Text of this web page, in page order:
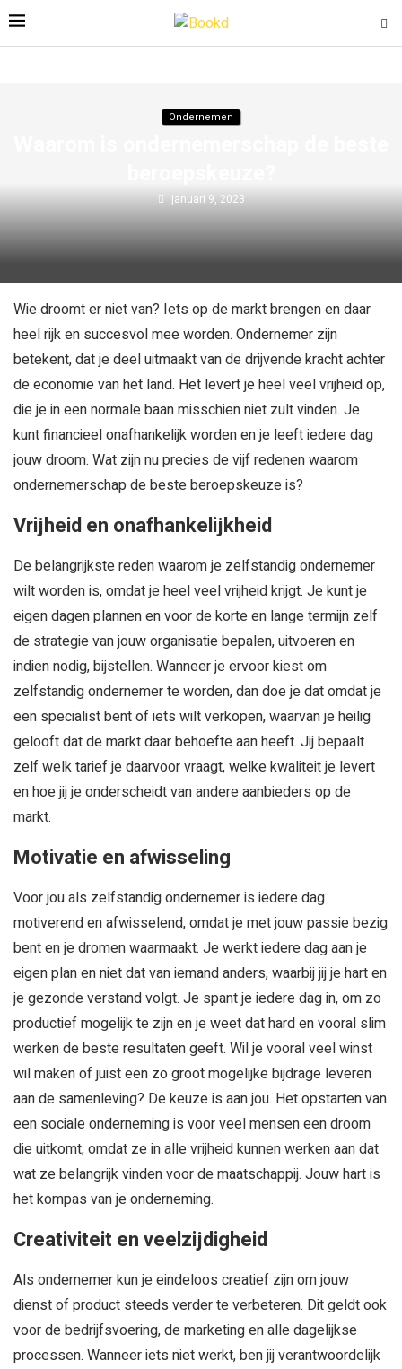
Ondernemen
januari 9, 2023
Wie droomt er niet van? Iets op de markt brengen en daar
heel rijk en succesvol mee worden. Ondernemer zijn
betekent, dat je deel uitmaakt van de drijvende kracht achter
de economie van het land. Het levert je heel veel vrijheid op,
die je in een normale baan misschien niet zult vinden. Je
kunt financieel onafhankelijk worden en je leeft iedere dag
jouw droom. Wat zijn nu precies de vijf redenen waarom
ondernemerschap de beste beroepskeuze is?
Vrijheid en onafhankelijkheid
De belangrijkste reden waarom je zelfstandig ondernemer
wilt worden is, omdat je heel veel vrijheid krijgt. Je kunt je
eigen dagen plannen en voor de korte en lange termijn zelf
de strategie van jouw organisatie bepalen, uitvoeren en
indien nodig, bijstellen. Wanneer je ervoor kiest om
zelfstandig ondernemer te worden, dan doe je dat omdat je
een specialist bent of iets wilt verkopen, waarvan je heilig
gelooft dat de markt daar behoefte aan heeft. Jij bepaalt
zelf welk tarief je daarvoor vraagt, welke kwaliteit je levert
en hoe jij je onderscheidt van andere aanbieders op de
markt.
Motivatie en afwisseling
Voor jou als zelfstandig ondernemer is iedere dag
motiverend en afwisselend, omdat je met jouw passie bezig
bent en je dromen waarmaakt. Je werkt iedere dag aan je
eigen plan en niet dat van iemand anders, waarbij jij je hart en
je gezonde verstand volgt. Je spant je iedere dag in, om zo
productief mogelijk te zijn en je weet dat hard en vooral slim
werken de beste resultaten geeft. Wil je vooral veel winst
wil maken of juist een zo groot mogelijke bijdrage leveren
aan de samenleving? De keuze is aan jou. Het opstarten van
een sociale onderneming is voor veel mensen een droom
die uitkomt, omdat ze in alle vrijheid kunnen werken aan dat
wat ze belangrijk vinden voor de maatschappij. Jouw hart is
het kompas van je onderneming.
Creativiteit en veelzijdigheid
Als ondernemer kun je eindeloos creatief zijn om jouw
dienst of product steeds verder te verbeteren. Dit geldt ook
voor de bedrijfsvoering, de marketing en alle dagelijkse
processen. Wanneer iets niet werkt, ben jij verantwoordelijk